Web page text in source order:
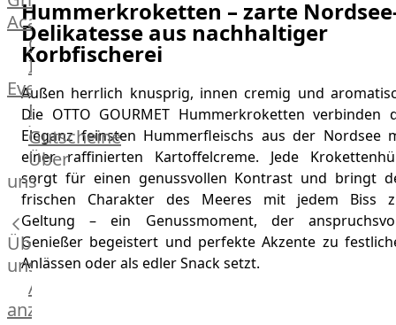
Academy
OTTO@Home
Individuelle
Events
Partner
Kalender
Gästehaus
Villa
Glanzstoff
Gutscheine
Über
uns
Über
uns
Alle
anzeigen
Hummerkroketten – zarte
Delikatesse aus nachhaltiger
Korbfischerei
Außen herrlich knusprig, innen cremig und
Die OTTO GOURMET Hummerkroketten verbinden
Eleganz feinsten Hummerfleischs aus der Nordsee
einer raffinierten Kartoffelcreme. Jede
sorgt für einen genussvollen Kontrast und bringt
frischen Charakter des Meeres mit jedem Biss
Geltung – ein Genussmoment, der
Genießer begeistert und perfekte Akzente zu
Anlässen oder als edler Snack setzt.